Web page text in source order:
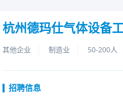
杭州德玛仕气体设备
其他企业 制造业 50-200人
招聘信息